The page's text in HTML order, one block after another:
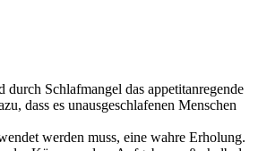
Schlafmangel das appetitanregende
dass es unausgeschlafenen Menschen
werden muss, eine wahre Erholung.